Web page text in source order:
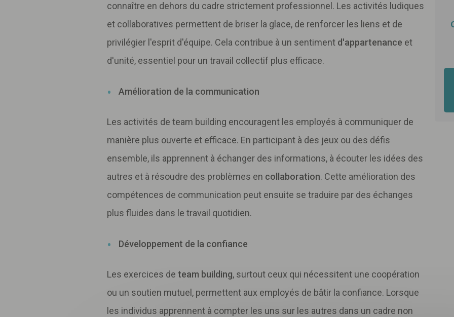
connaître en dehors du cadre strictement professionnel. Les activités ludiques
et collaboratives permettent de briser la glace, de renforcer les liens et de
privilégier l'esprit d'équipe. Cela contribue à un sentiment d'appartenance et
d'unité, essentiel pour un travail collectif plus efficace.
Amélioration de la communication
Les activités de team building encouragent les employés à communiquer de
manière plus ouverte et efficace. En participant à des jeux ou des défis
ensemble, ils apprennent à échanger des informations, à écouter les idées des
autres et à résoudre des problèmes en collaboration. Cette amélioration des
compétences de communication peut ensuite se traduire par des échanges
plus fluides dans le travail quotidien.
Développement de la confiance
Les exercices de team building, surtout ceux qui nécessitent une coopération
ou un soutien mutuel, permettent aux employés de bâtir la confiance. Lorsque
les individus apprennent à compter les uns sur les autres dans un cadre non
Télécharger votre fichier